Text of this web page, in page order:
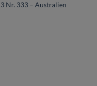
Nr. 333 – Australien